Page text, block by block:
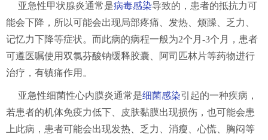
亚急性甲状腺炎通常是病毒感染导致的，患者的抵抗力可
能会下降，所以可能会出现局部疼痛、发热、烦躁、乏力、
记忆力下降等症状。而此病的病程一般为2个月-3个月，患者
可遵医嘱使用双氯芬酸钠缓释胶囊、阿司匹林片等药物进行
治疗，有镇痛作用。
亚急性细菌性心内膜炎通常是细菌感染引起的一种疾病，
若患者的机体免疫力低下、皮肤黏膜出现损伤，也可能会患
上此病，患者可能会出现发热、乏力、消瘦、心慌、胸闷等